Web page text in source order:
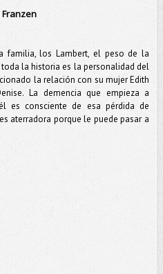
Franzen
familia, los Lambert, el peso de la
la historia es la personalidad del
la relación con su mujer Edith
La demencia que empieza a
es consciente de esa pérdida de
aterradora porque le puede pasar a